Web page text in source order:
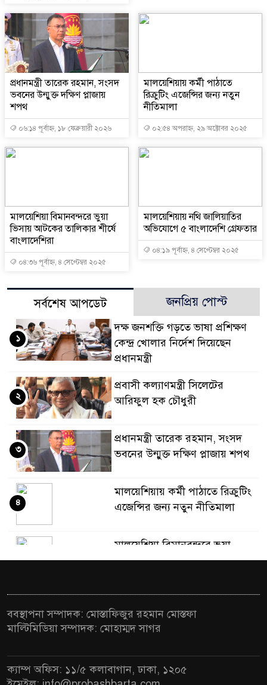
প্রধানমন্ত্রী তারেক রহমান, সংসদ
ভবনের উন্মুক্ত দক্ষিণ প্লাজায়
শপথ
০৬:১৪ পূর্বাহ্ন, ১৮ ফেব্রুয়ারী ২০২৬
মালয়েশিয়ায় কর্মী পাঠাতে
রিক্রুটিং এজেন্সির জন্য নতুন
নীতিমালা
০২:৫৪ অপরাহ্ন, ২৯ অক্টোবর ২০২৫
মালয়েশিয়া বিমানবন্দরে ভুয়া
ভিসায় আটকের তালিকার শীর্ষে
বাংলাদেশিরা
০৪:৩৬ পূর্বাহ্ন, ৪ সেপ্টেম্বর ২০২৫
মালয়েশিয়ায় নথি জালিয়াতির
অভিযোগে ৫ বাংলাদেশি গ্রেফতার
০৪:১৯ পূর্বাহ্ন, ৪ সেপ্টেম্বর ২০২৫
সর্বশেষ আপডেট জনপ্রিয় পোস্ট
দক্ষ জনশক্তি গড়তে ভাষা প্রশিক্ষণ
কেন্দ্র খোলার নির্দেশ দিয়েছেন
প্রধানমন্ত্রী
১
প্রবাসী কল্যাণমন্ত্রী সিলেটের
আরিফুল হক চৌধুরী
২
প্রধানমন্ত্রী তারেক রহমান, সংসদ
ভবনের উন্মুক্ত দক্ষিণ প্লাজায় শপথ
৩
মালয়েশিয়ায় কর্মী পাঠাতে রিক্রুটিং
এজেন্সির জন্য নতুন নীতিমালা
৪
মালয়েশিয়া বিমানবন্দরে ভুয়া
ভিসায় আটকের তালিকার শীর্ষে
অভিযোগে ৫ বাংলাদেশি গ্রেফতার
৬
কুয়ালালামপুরে বিশেষ অভিযানে
বাংলাদেশিসহ ৭৭০ অভিবাসী আটক
৭
ববস্থাপনা সম্পাদক: মোস্তাফিজুর রহমান মোস্তফা
মাল্টিমিডিয়া সম্পাদক: মোহাম্মদ সাগর
ক্যাম্প অফিস: ১১/৫ কলাবাগান, ঢাকা, ১২০৫